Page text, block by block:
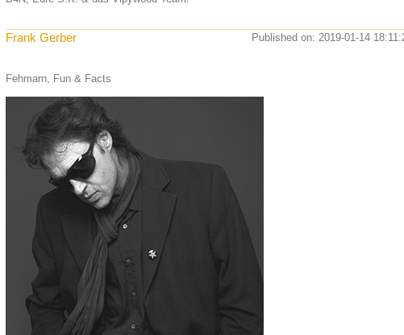
Frank Gerber Published on: 2019-01-14
Fehmarn, Fun & Facts